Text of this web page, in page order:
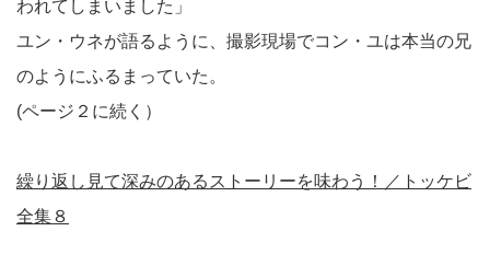
われてしまいました」
ユン・ウネが語るように、撮影現場でコン・ユは本当の兄
のようにふるまっていた。
(ページ２に続く）
繰り返し見て深みのあるストーリーを味わう！／トッケビ
全集８